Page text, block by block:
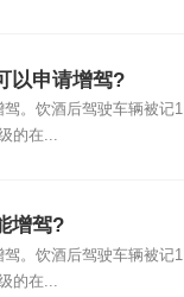
以申请增驾?
。饮酒后驾驶车辆被记1
的在...
增驾?
。饮酒后驾驶车辆被记1
的在...